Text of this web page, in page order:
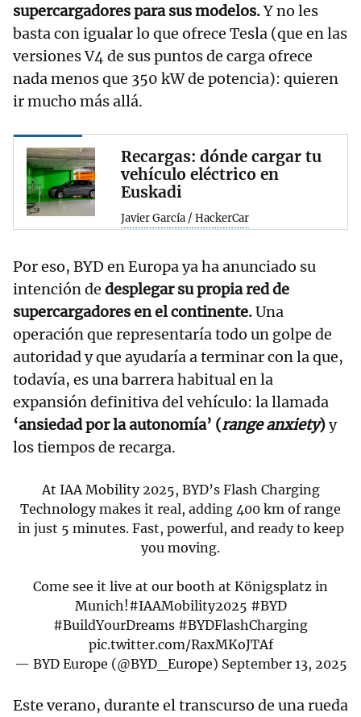
supercargadores para sus modelos.Y no les
basta con igualar lo que ofrece Tesla (que en las
versiones V4 de sus puntos de carga ofrece
nada menos que 350 kW de potencia): quieren
ir mucho más allá.
Recargas: dónde cargar tu
vehículo eléctrico en
Euskadi
Javier García / HackerCar
Por eso, BYD en Europa ya ha anunciado su
intención de desplegar su propia red de
supercargadores en el continente.Una
operación que representaría todo un golpe de
autoridad y que ayudaría a terminar con la que,
todavía, es una barrera habitual en la
expansión definitiva del vehículo: la llamada
‘ansiedad por la autonomía’ (range anxiety)y
los tiempos de recarga.
At IAA Mobility 2025, BYD’s Flash Charging
Technology makes it real, adding 400 km of range
in just 5 minutes. Fast, powerful, and ready to keep
you moving.
Come see it live at our booth at Königsplatz in
Munich!#IAAMobility2025 #BYD
#BuildYourDreams #BYDFlashCharging
pic.twitter.com/RaxMKoJTAf
— BYD Europe (@BYD_Europe) September 13, 2025
Este verano, durante el transcurso de una rueda